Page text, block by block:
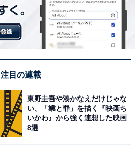
注目の連載
東野圭吾や湊かなえだけじゃな
い、「業と罪」を描く『映画ち
いかわ』から強く連想した映画
8選